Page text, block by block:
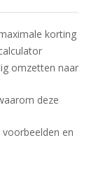
korting
omzetten naar
deze
en